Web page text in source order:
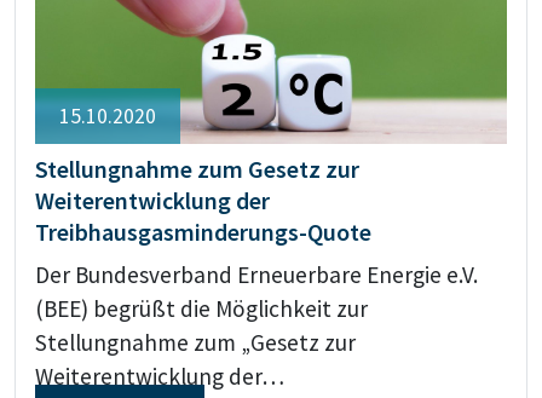
15.10.2020
Stellungnahme zum Gesetz zur
Weiterentwicklung der
Treibhausgasminderungs-Quote
Der Bundesverband Erneuerbare Energie e.V.
(BEE) begrüßt die Möglichkeit zur
Stellungnahme zum „Gesetz zur
Weiterentwicklung der…